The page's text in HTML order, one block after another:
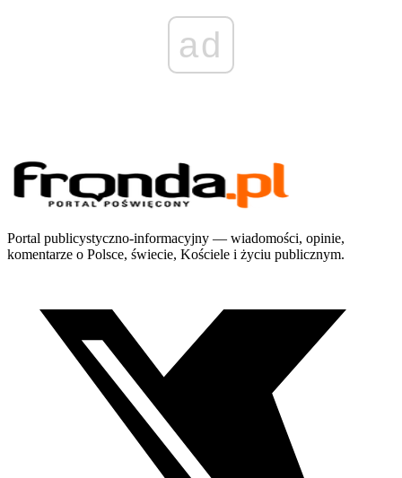
ad
Portal publicystyczno-informacyjny — wiadomości, opinie,
komentarze o Polsce, świecie, Kościele i życiu publicznym.